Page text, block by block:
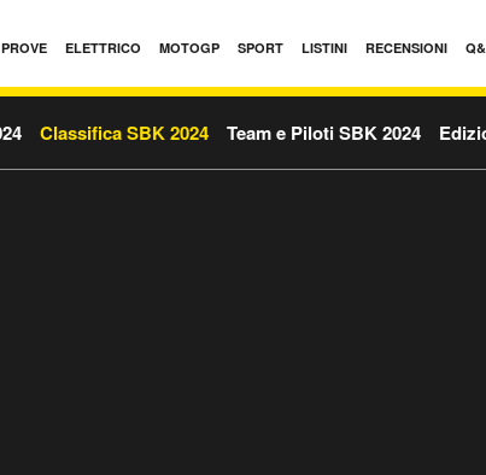
PROVE ELETTRICO MOTOGP SPORT LISTINI RECENSIONI
Classifica SBK 2024 Team e Piloti SBK 2024